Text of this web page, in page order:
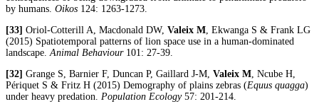
by humans. Oikos 124: 1263-1273.
[33] Oriol-Cotterill A, Macdonald DW, Valeix M , Ekwanga S & Frank LG
(2015) Spatiotemporal patterns of lion space use in a human-dominated
landscape. Animal Behaviour101: 27-39.
[32] Grange S, Barnier F, Duncan P, Gaillard J-M, Valeix M , Ncube H,
Périquet S & Fritz H (2015) Demography of plains zebras (Equus quagga)
under heavy predation. Population Ecology57: 201-214.